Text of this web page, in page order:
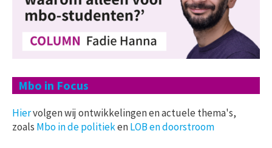
Mbo in Focus
Hiervolgen wij ontwikkelingen en actuele thema's,
zoals Mbo in de politiekenLOB en doorstroom